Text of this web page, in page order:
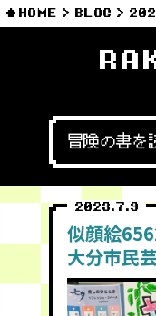
HOME BLOG
冒険の書を
2023.7.9
似顔絵
大分市民